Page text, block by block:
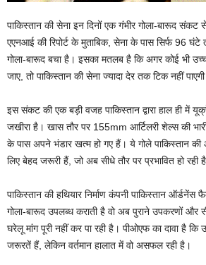
पाकिस्तान की सेना इन दिनों एक गंभीर गोला-बारूद
एएनआई की रिपोर्ट के मुताबिक, सेना के पास सिर्फ 96
गोला-बारूद बचा है। इसका मतलब है कि अगर कोई भी उच्च
जाए, तो पाकिस्तान की सेना ज्यादा देर तक टिक नहीं
इस संकट की एक बड़ी वजह पाकिस्तान द्वारा हाल ही में
जखीरा है। खास तौर पर 155mm आर्टिलरी शेल्स की
के पास अपने भंडार खत्म हो गए हैं। ये गोले पाकिस्तान की
लिए बेहद जरूरी हैं, जो अब सीधे तौर पर प्रभावित हो रही
पाकिस्तान की हथियार निर्माण कंपनी पाकिस्तान
गोला-बारूद उपलब्ध कराती है वो अब पुराने उपकरणों और
घरेलू मांग पूरी नहीं कर पा रही है। पीओएफ का दावा है कि
जरूरतें हैं, लेकिन वर्तमान हालात में वो असफल रही है।